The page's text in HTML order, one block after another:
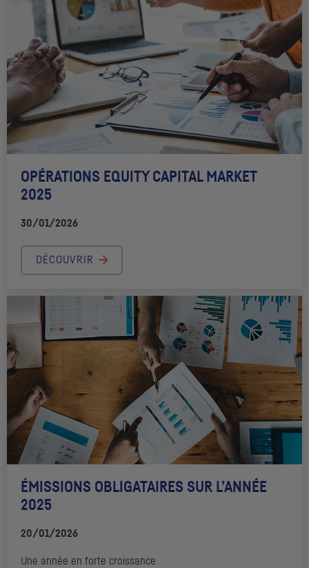
OPÉRATIONS EQUITY CAPITAL MARKET
2025
30/01/2026
DÉCOUVRIR
ÉMISSIONS OBLIGATAIRES SUR L’ANNÉE
2025
20/01/2026
Une année en forte croissance